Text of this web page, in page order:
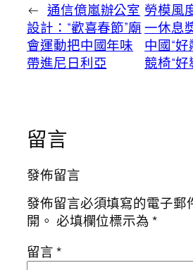
← 通信億嵐辦公室
設計：“歡喜春節”廟
會運動把中國年味
帶進尼日利亞
勞模風
一休息
中國“
競椅“好
留言
發佈留言
發佈留言必須填寫的電子郵
開。 必填欄位標示為*
留言*